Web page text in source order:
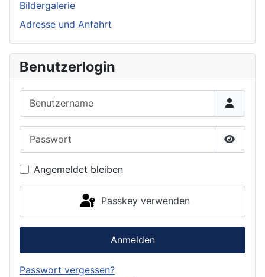
Bildergalerie
Adresse und Anfahrt
Benutzerlogin
Angemeldet bleiben
Passkey verwenden
Anmelden
Passwort vergessen?